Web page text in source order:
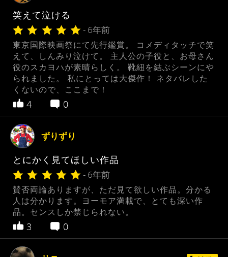
笑えて泣ける
- 6年前
東京国際映画祭にて先行鑑賞。 コメディタッチで笑
えて、しんみり泣けて。 主人公の子役と、お母さん
役のスカヨハが素晴らしく。 靴紐を結ぶシーンにや
られました。 私にとっては大傑作！ ネタバレした
くないので、ここまで！
4 0
ずりずり
とにかく見てほしい作品
- 6年前
賛否両論ありますが、ただ見て欲しい作品。分かる
人は分かります。ヨーモア満載で、とても深い作
品。センスしか禁じられない。
3 0